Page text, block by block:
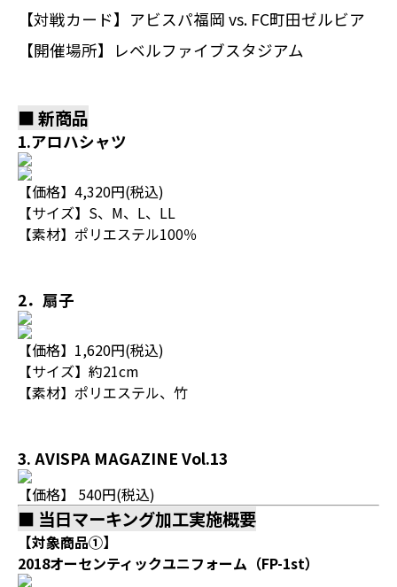
【対戦カード】 アビスパ福岡 vs. FC町田ゼルビア
【開催場所】
レベルファイブスタジアム
■ 新商品
1.アロハシャツ
【価格】4,320円(税込)
【サイズ】S、M、L、LL
【素材】ポリエステル100％
2．扇子
【価格】1,620円(税込)
【サイズ】約21cm
【素材】ポリエステル、竹
3. AVISPA MAGAZINE Vol.13
【価格】 540円(税込)
■ 当日マーキング加工実施概要
【対象商品①】
2018オーセンティックユニフォーム（FP-1st）